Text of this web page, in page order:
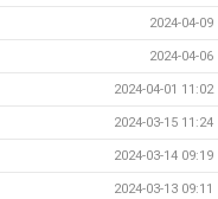
2024-04-09
2024-04-06
2024-04-01 11:02
2024-03-15 11:24
2024-03-14 09:19
2024-03-13 09:11